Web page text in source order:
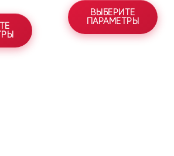
ВЫБЕРИТЕ
ПАРАМЕТРЫ